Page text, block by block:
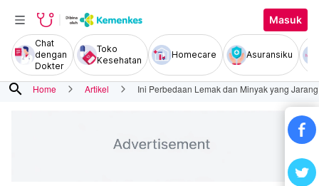
Masuk
Chat
dengan
Dokter
Toko
Kesehatan
Homecare Asuransiku
search Home Artikel Ini Perbedaan Lemak dan Minyak yang